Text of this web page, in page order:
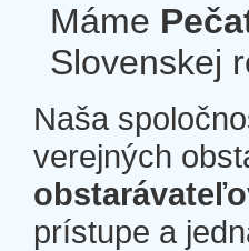
Máme
Slovenskej
Naša
verejných
prístupe a